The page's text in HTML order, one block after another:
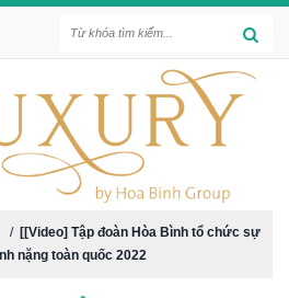
/ [[Video] Tập đoàn Hòa Bình tổ chức sự
nặng toàn quốc 2022